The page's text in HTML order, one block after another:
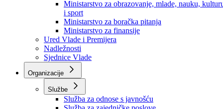
raseljena lica i izbjeglice
Ministarstvo za urbanizam, prostorno uređenje i
zaštitu okoline
Ministarstvo za obrazovanje, mlade, nauku,
i sport
Ministarstvo za boračka pitanja
Ministarstvo za finansije
Ured Vlade i Premijera
Nadležnosti
Sjednice Vlade
Organizacije